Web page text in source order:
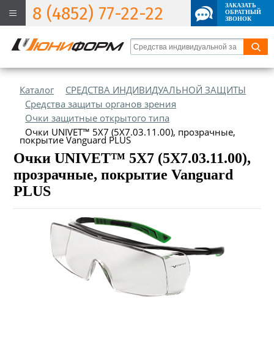
8 (4852) 77-22-22
ЗАКАЗАТЬ
ОБРАТНЫЙ
ЗВОНОК
Каталог
СРЕДСТВА ИНДИВИДУАЛЬНОЙ ЗАЩИТЫ
Средства защиты органов зрения
Очки защитные открытого типа
Очки UNIVET™ 5Х7 (5Х7.03.11.00), прозрачные,
покрытие Vanguard PLUS
Очки UNIVET™ 5Х7 (5Х7.03.11.00),
прозрачные, покрытие Vanguard
PLUS